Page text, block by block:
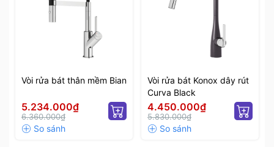
Vòi rửa bát thân mềm Bian
5.234.000₫
6.360.000₫
Vòi rửa bát Konox dây rút
Curva Black
4.450.000₫
5.830.000₫